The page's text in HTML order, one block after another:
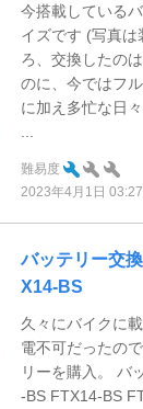
今搭載している
イズです (写真は
ろ、交換したの
のに、今ではフ
に加え多忙な日
難易度
2023年4月1日 03:27
バッテリー交
X14-BS
久々にバイクに
電不可だったの
リーを購入。 バ
-BS FTX14-BS